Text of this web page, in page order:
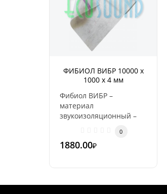
ФИБИОЛ ВИБР 10000 х
1000 х 4 мм
Фибиол ВИБР –
материал
звукоизоляционный –
вибродемпфирующая
подложка &ndash..
0
1880.00₽